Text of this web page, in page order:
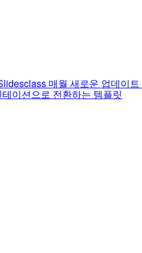
매월 새로운 업데이트
이션으로 전환하는 템플릿